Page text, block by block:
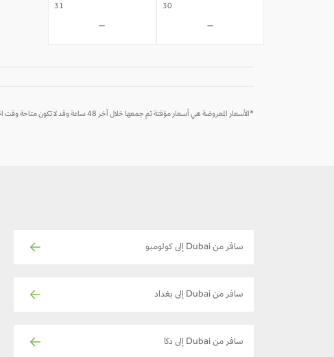
30
-
31
-
*الأسعار المعروضة هي أسعار مؤقتة تم جمعها خلال آخر 48 ساعة وقد لا تكون متاحة وقت الحجز
سافر من Dubai إلى كولومبو
سافر من Dubai إلى بغداد
سافر من Dubai إلى دكا